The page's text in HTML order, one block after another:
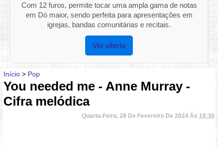
Com 12 furos, permite tocar uma ampla gama de notas
em Dó maior, sendo perfeita para apresentações em
igrejas, bandas comunitárias e recitais.
Ver oferta
Início > Pop
You needed me - Anne Murray -
Cifra melódica
Quarta-Feira, 28 De Fevereiro De 2024 Às 18:30